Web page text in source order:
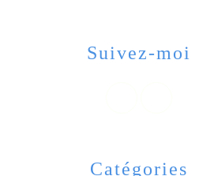
Catégories
Suivez-moi